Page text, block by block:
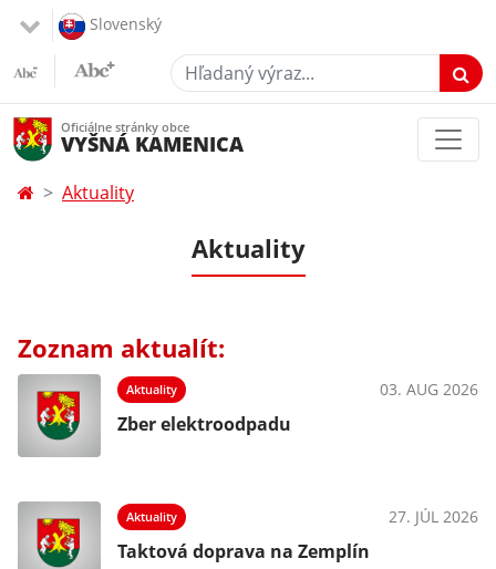
Slovenský
Hľadaný výraz...
Oficiálne stránky obce
VYŠNÁ KAMENICA
Aktuality
Aktuality
Zoznam aktualít:
Aktuality 03. AUG 2026
Zber elektroodpadu
Aktuality 27. JÚL 2026
Taktová doprava na Zemplín